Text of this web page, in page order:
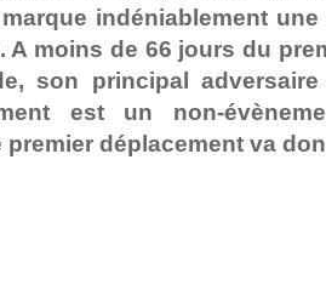
indéniablement
A moins de 66 jours du
son principal
est un non-
premier déplacement va